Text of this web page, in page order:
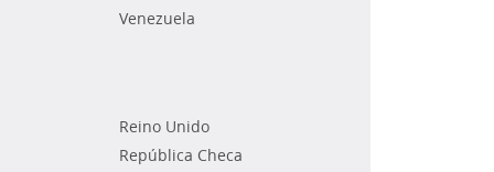
Venezuela
Reino Unido
República Checa